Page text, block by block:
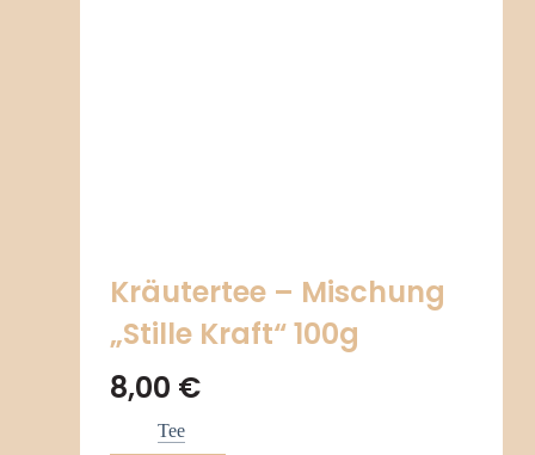
Kräutertee – Mischung
„Stille Kraft“ 100g
8,00 €
Tee